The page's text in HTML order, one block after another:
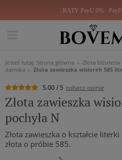
RATY PayU 0%
Jesteś tutaj: Strona główna Złota biżuteria
damska
Złota zawieszka wisiorek 585
5.00 / 5 zobacz opinie
Złota zawieszka
pochyła N
Złota zawieszka o kształcie
złota o próbie 585.